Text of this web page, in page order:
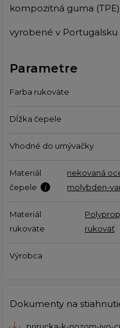
kompozitná guma (TPE)
vyrobené v Portugalsku
Parametre
Farba rukoväte
Dĺžka čepele
Vhodné do umývačky
Materiál
čepele
nekovaná
molybden-
Materiál
rukoväte
rukoväť
Výrobca
Dokumenty na